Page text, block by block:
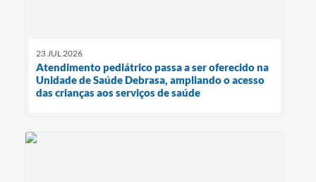
23 JUL 2026
Atendimento pediátrico passa a ser oferecido na
Unidade de Saúde Debrasa, ampliando o acesso
das crianças aos serviços de saúde